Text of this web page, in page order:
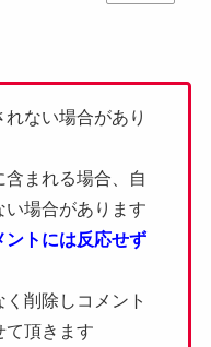
ない場合があり
含まれる場合、自
場合があります
ントには反応せず
削除しコメント
て頂きます